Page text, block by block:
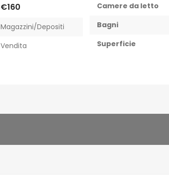
€160
Magazzini/Depositi
Vendita
Camere da letto
Bagni
Superficie